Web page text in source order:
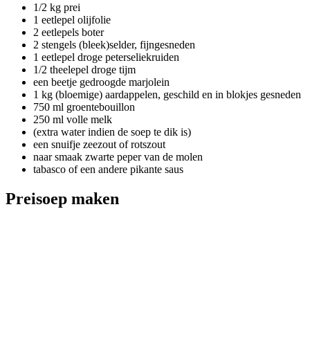
1/2 kg prei
1 eetlepel olijfolie
2 eetlepels boter
2 stengels (bleek)selder, fijngesneden
1 eetlepel droge peterseliekruiden
1/2 theelepel droge tijm
een beetje gedroogde marjolein
1 kg (bloemige) aardappelen, geschild en in blokjes gesneden
750 ml groentebouillon
250 ml volle melk
(extra water indien de soep te dik is)
een snuifje zeezout of rotszout
naar smaak zwarte peper van de molen
tabasco of een andere pikante saus
Preisoep maken